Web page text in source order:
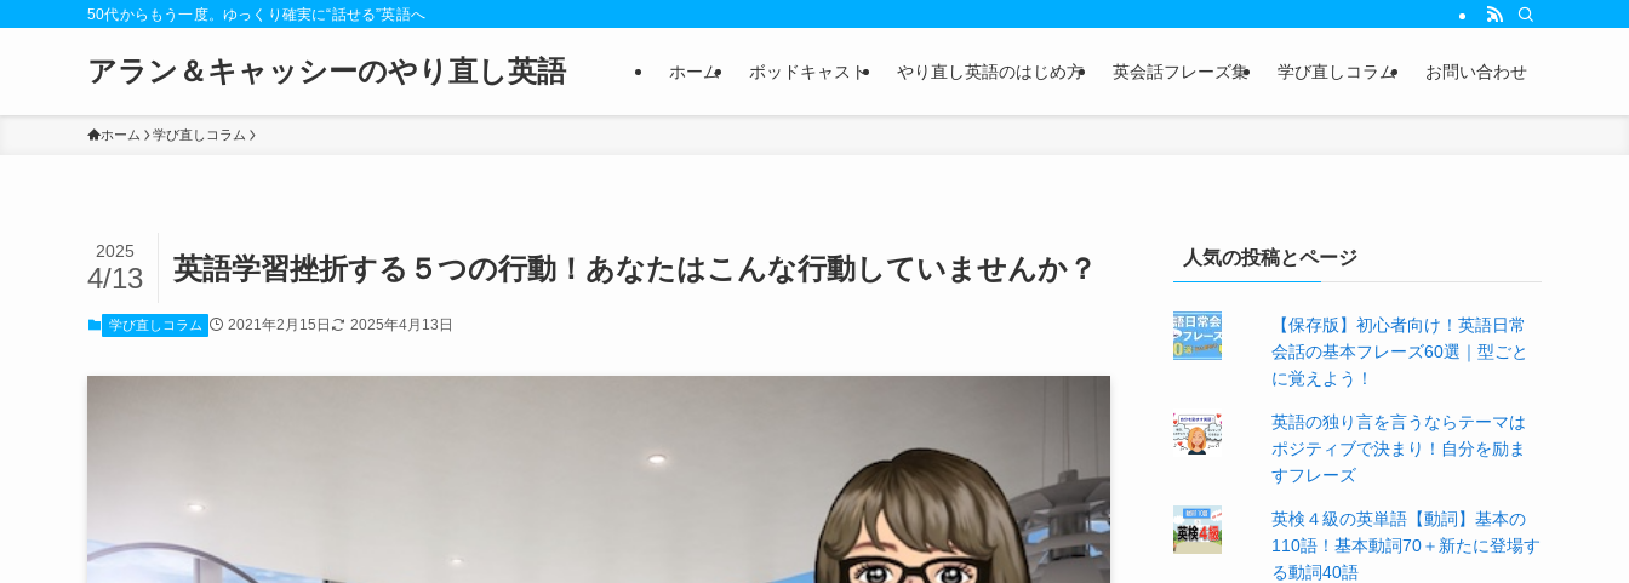
50代からもう一度。ゆっくり確実に“話せる”英語へ
アラン＆キャッシーのやり直し英語 ホーム ボッドキャスト やり直し英語のはじめ方 英会話フレーズ集 学び直しコラム お問い合わせ
ホーム 学び直しコラム
英語学習挫折する５つの行動！あなたはこんな行動していませんか？
2025
4/13
学び直しコラム 2021年2月15日 2025年4月13日
人気の投稿とページ
【保存版】初心者向け！英語日常
会話の基本フレーズ60選｜型ごと
に覚えよう！
英語の独り言を言うならテーマは
ポジティブで決まり！自分を励ま
すフレーズ
英検４級の英単語【動詞】基本の
110語！基本動詞70＋新たに登場す
る動詞40語